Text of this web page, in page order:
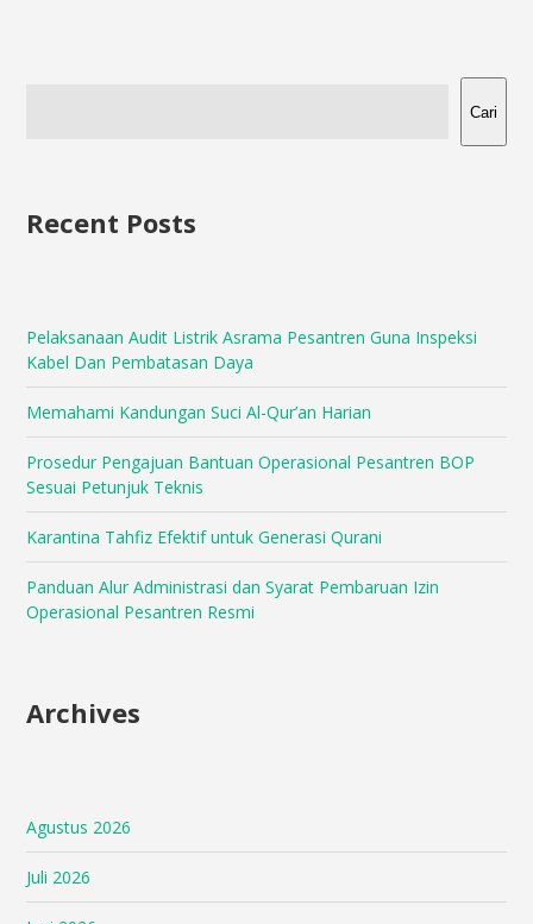
Cari
Recent Posts
Pelaksanaan Audit Listrik Asrama Pesantren Guna Inspeksi
Kabel Dan Pembatasan Daya
Memahami Kandungan Suci Al-Qur’an Harian
Prosedur Pengajuan Bantuan Operasional Pesantren BOP
Sesuai Petunjuk Teknis
Karantina Tahfiz Efektif untuk Generasi Qurani
Panduan Alur Administrasi dan Syarat Pembaruan Izin
Operasional Pesantren Resmi
Archives
Agustus 2026
Juli 2026